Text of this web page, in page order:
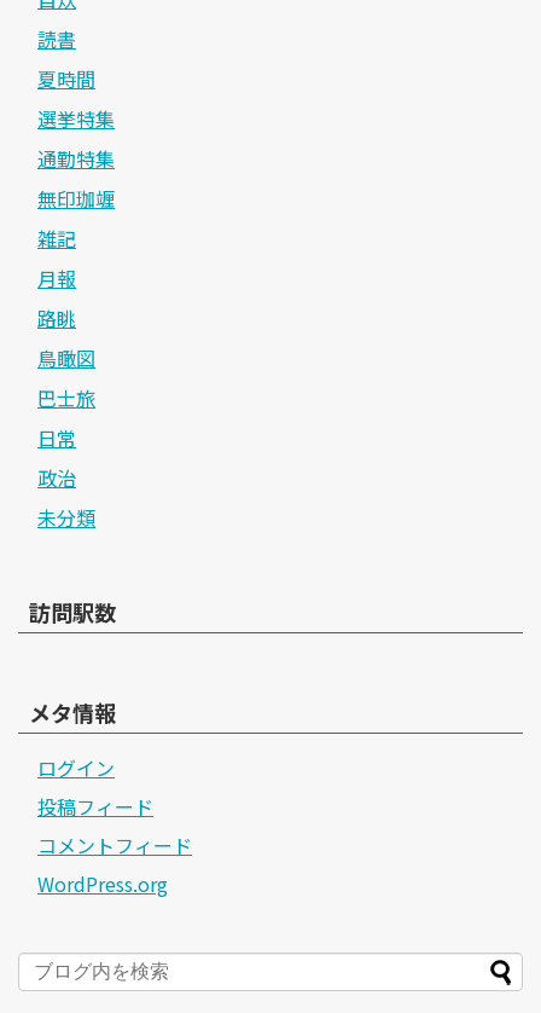
読書
夏時間
選挙特集
通勤特集
無印珈竰
雑記
月報
路眺
鳥瞰図
巴士旅
日常
政治
未分類
訪問駅数
メタ情報
ログイン
投稿フィード
コメントフィード
WordPress.org